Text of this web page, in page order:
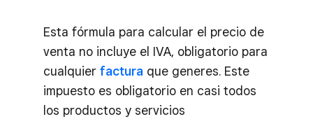
Esta fórmula para calcular el precio de
venta no incluye el IVA, obligatorio para
cualquier factura que generes. Este
impuesto es obligatorio en casi todos
los productos y servicios